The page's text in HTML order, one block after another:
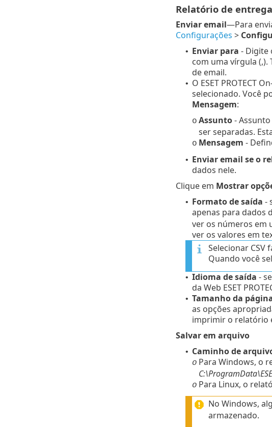
Relatório de entrega
Enviar email—Para
Configurações >
• Enviar para - Digite
com uma vírgula (,).
de email.
• O ESET PROTECT
selecionado. Você
Mensagem:
o Assunto- Assunto
ser separadas.
o Mensagem -
• Enviar email se o
dados nele.
Clique em Mostrar
• Formato de saída -
apenas para dados
ver os números em
ver os valores em
Selecionar
Quando você
• Idioma de saída -
da Web ESET
• Tamanho da
as opções
imprimir o relatório
Salvar em arquivo
• Caminho de
o Para Windows, o
o Para Linux, o
No Windows,
armazenado.